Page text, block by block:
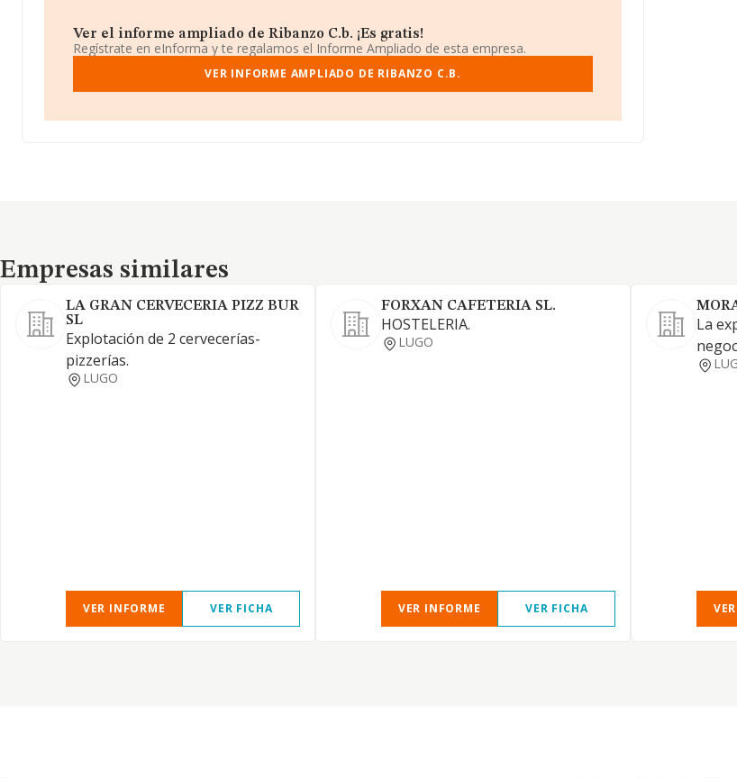
Ver el informe ampliado de Ribanzo C.b. ¡Es gratis!
Regístrate en eInforma y te regalamos el Informe Ampliado de esta empresa.
VER INFORME AMPLIADO DE RIBANZO C.B.
Empresas similares
Empresas similares
LA GRAN CERVECERIA PIZZ BUR
SL
Explotación de 2 cervecerías-
pizzerías.
LUGO
VER INFORME VER FICHA
FORXAN CAFETERIA SL.
HOSTELERIA.
LUGO
VER INFORME VER FICHA
La